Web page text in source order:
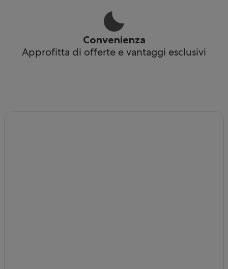
Convenienza
Approfitta di offerte e vantaggi esclusivi